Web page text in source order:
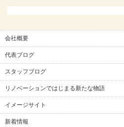
会社概要
代表ブログ
スタッフブログ
リノベーションではじまる新たな物語
イメージサイト
新着情報